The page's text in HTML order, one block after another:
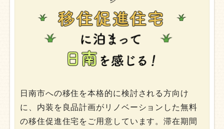
日南市への移住を本格的に検討される方向け
に、内装を良品計画がリノベーションした無料
の移住促進住宅をご用意しています。滞在期間